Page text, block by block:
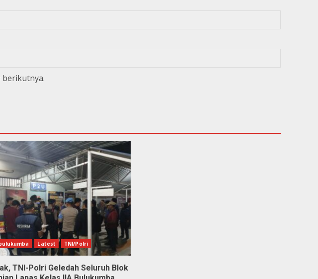
berikutnya.
Latest TNI/Polri
TNI-Polri Geledah Seluruh Blok